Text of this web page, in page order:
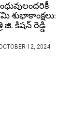
జి. కిషన్ రెడ్డి
12, 2024